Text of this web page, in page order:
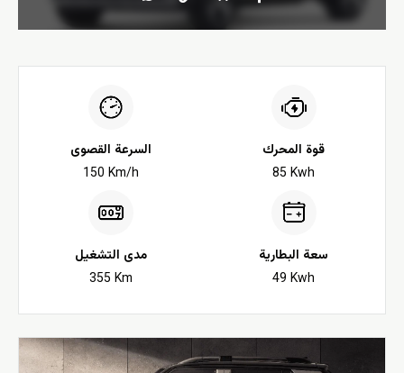
قوة المحرك
85 Kwh
السرعة القصوى
150 Km/h
سعة البطارية
49 Kwh
مدى التشغيل
355 Km